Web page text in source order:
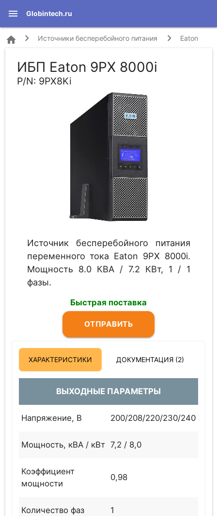
menu Globintech.ru
home Источники бесперебойного питания Eaton
9PX 8000i (9PX8Ki)
ИБП Eaton 9PX 8000i
P/N: 9PX8Ki
Источник бесперебойного питания
переменного тока Eaton 9PX 8000i.
Мощность 8.0 КВА / 7.2 КВт, 1 / 1
фазы.
Быстрая поставка
ОТПРАВИТЬ
ЗАПРОС
ХАРАКТЕРИСТИКИ ДОКУМЕНТАЦИЯ (2)
ВЫХОДНЫЕ ПАРАМЕТРЫ
Напряжение, В 200/208/220/230/240
Мощность, кВА / кВт 7,2 / 8,0
Коэффициент
мощности
0,98
Количество фаз 1